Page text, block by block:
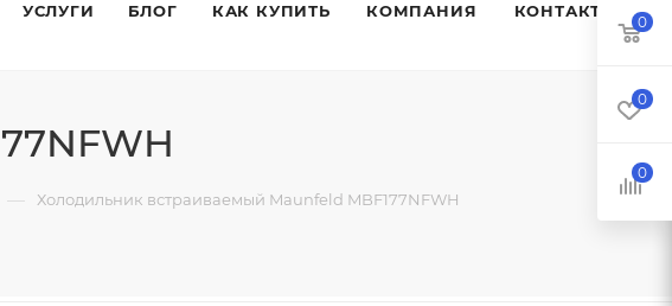
УСЛУГИ БЛОГ КАК КУПИТЬ КОМПАНИЯ КОНТАКТЫ
— Холодильник встраиваемый Maunfeld MBF177NFWH
0
0
0